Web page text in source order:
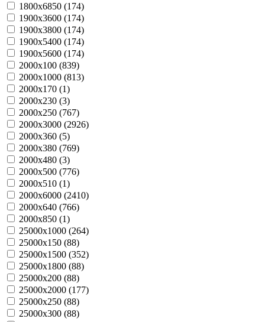
1800х6850 (174)
1900х3600 (174)
1900х3800 (174)
1900х5400 (174)
1900х5600 (174)
2000х100 (839)
2000х1000 (813)
2000х170 (1)
2000х230 (3)
2000х250 (767)
2000х3000 (2926)
2000х360 (5)
2000х380 (769)
2000х480 (3)
2000х500 (776)
2000х510 (1)
2000х6000 (2410)
2000х640 (766)
2000х850 (1)
25000х1000 (264)
25000х150 (88)
25000х1500 (352)
25000х1800 (88)
25000х200 (88)
25000х2000 (177)
25000х250 (88)
25000х300 (88)